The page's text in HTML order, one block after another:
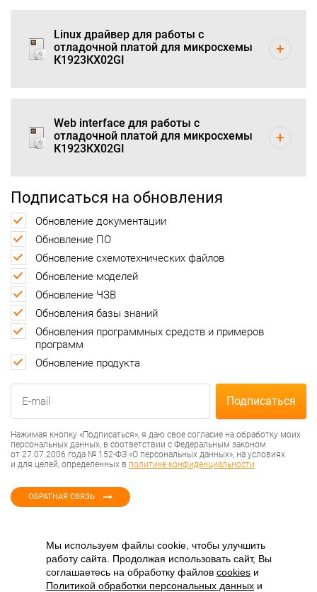
Linux драйвер для работы с
отладочной платой для микросхемы
К1923КХ02GI
Web interface для работы с
отладочной платой для микросхемы
К1923КХ02GI
Подписаться на обновления
Обновление документации
Обновление ПО
Обновление схемотехнических файлов
Обновление моделей
Обновление ЧЗВ
Обновления базы знаний
Обновления программных средств и примеров
программ
Обновление продукта
Нажимая кнопку «Подписаться», я даю свое согласие на обработку моих
персональных данных, в соответствии с Федеральным законом
от 27.07.2006 года № 152-ФЗ «О персональных данных», на условиях
и для целей, определенных в политике конфиденциальности
ОБРАТНАЯ СВЯЗЬ
Мы используем файлы cookie, чтобы улучшить
работу сайта. Продолжая использовать сайт, Вы
соглашаетесь на обработку файлов cookies и
Политикой обработки персональных данных и